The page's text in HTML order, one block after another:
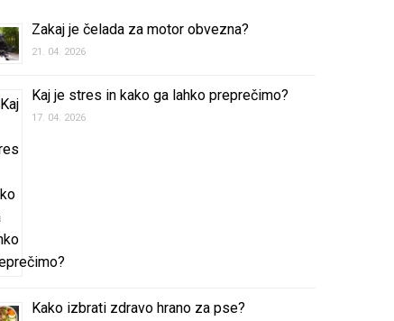
Zakaj je čelada za motor obvezna?
21. 04. 2026
Kaj je stres in kako ga lahko preprečimo?
17. 04. 2026
Kako izbrati zdravo hrano za pse?